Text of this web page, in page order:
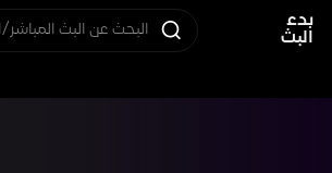
بدء
البث